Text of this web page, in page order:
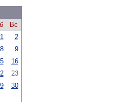
Вс
1
2
8
9
16
23
30